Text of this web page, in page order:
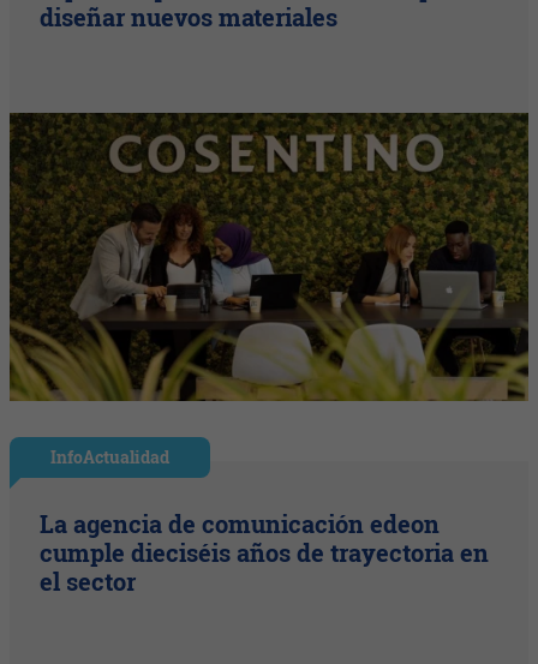
diseñar nuevos materiales
InfoActualidad
La agencia de comunicación edeon
cumple dieciséis años de trayectoria en
el sector